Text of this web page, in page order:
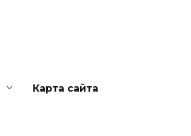
Карта сайта